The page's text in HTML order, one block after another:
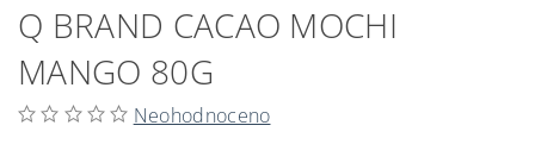
Q BRAND CACAO MOCHI
MANGO 80G
Neohodnoceno